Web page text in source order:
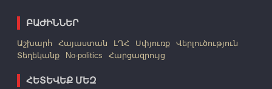
ԲԱԺԻՆՆԵՐ
Աշխարհ Հայաստան ԼՂՀ Սփյուռք
Վերլուծություն
Տեղեկանք
No-politics Հարցազրույց
ՀԵՏԵՎԵՔ ՄԵԶ